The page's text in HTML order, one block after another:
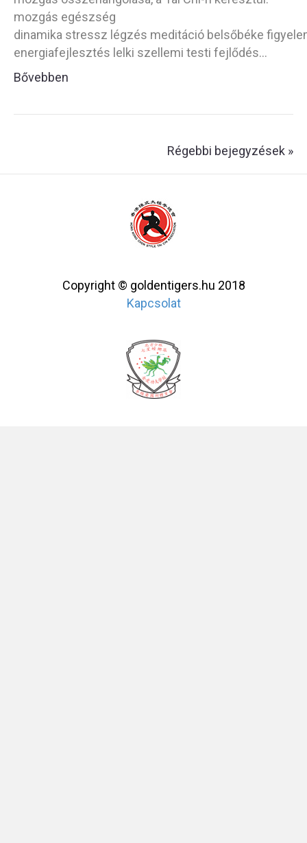
mozgás egészség
dinamika stressz légzés meditáció belsőbéke
energiafejlesztés lelki szellemi testi fejlődés…
Bővebben
Régebbi bejegyzések »
Copyright © goldentigers.hu 2018
Kapcsolat